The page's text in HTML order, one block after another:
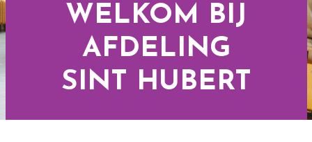
WELKOM BIJ
AFDELING
SINT HUBERT